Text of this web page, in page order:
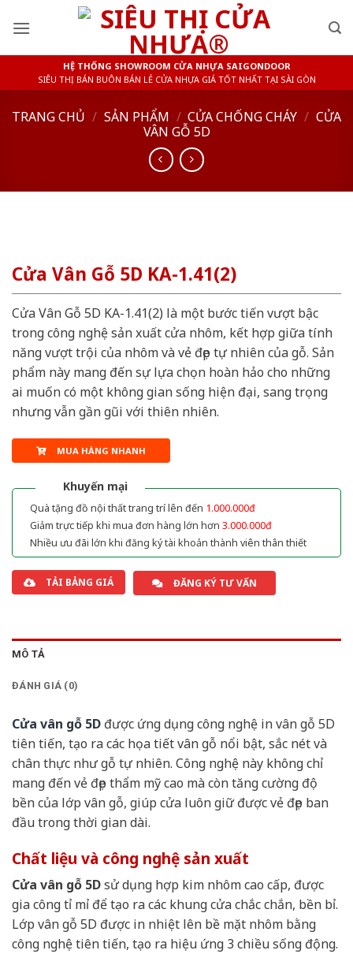
HỆ THỐNG SHOWROOM CỬA NHỰA SAIGONDOOR
SIÊU THỊ BÁN BUÔN BÁN LẺ CỬA NHỰA GIÁ TỐT NHẤT TẠI SÀI GÒN
TRANG CHỦ / SẢN PHẨM / CỬA CHỐNG CHÁY / CỬA
VÂN GỖ 5D
Cửa Vân Gỗ 5D KA-1.41(2)
Cửa Vân Gỗ 5D KA-1.41(2) là một bước tiến vượt bậc
trong công nghệ sản xuất cửa nhôm, kết hợp giữa tính
năng vượt trội của nhôm và vẻ đẹp tự nhiên của gỗ. Sản
phẩm này mang đến sự lựa chọn hoàn hảo cho những
ai muốn có một không gian sống hiện đại, sang trọng
nhưng vẫn gần gũi với thiên nhiên.
MUA HÀNG NHANH
Khuyến mại
Quà tặng đồ nội thất trang trí lên đến 1.000.000đ
Giảm trực tiếp khi mua đơn hàng lớn hơn 3.000.000đ
Nhiều ưu đãi lớn khi đăng ký tài khoản thành viên thân thiết
TẢI BẢNG GIÁ ĐĂNG KÝ TƯ VẤN
MÔ TẢ
ĐÁNH GIÁ (0)
Cửa vân gỗ 5D được ứng dụng công nghệ in vân gỗ 5D
tiên tiến, tạo ra các họa tiết vân gỗ nổi bật, sắc nét và
chân thực như gỗ tự nhiên. Công nghệ này không chỉ
mang đến vẻ đẹp thẩm mỹ cao mà còn tăng cường độ
bền của lớp vân gỗ, giúp cửa luôn giữ được vẻ đẹp ban
đầu trong thời gian dài.
Chất liệu và công nghệ sản xuất
Cửa vân gỗ 5Dsử dụng hợp kim nhôm cao cấp, được
gia công tỉ mỉ để tạo ra các khung cửa chắc chắn, bền bỉ.
Lớp vân gỗ 5D được in nhiệt lên bề mặt nhôm bằng
công nghệ tiên tiến, tạo ra hiệu ứng 3 chiều sống động.